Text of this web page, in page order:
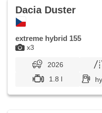
Heckscheibenwischer,
Garantie
x3
Dacia Duster
extreme hybrid 155
2026
1.8 l